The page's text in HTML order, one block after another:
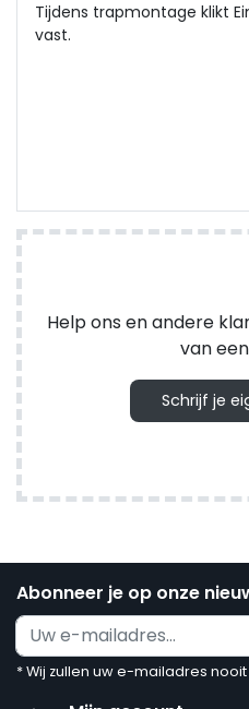
Tijdens trapmontage klikt
vast.
Help ons en andere
van
Schrijf je
Abonneer je op onze
* Wij zullen uw e-mailadres